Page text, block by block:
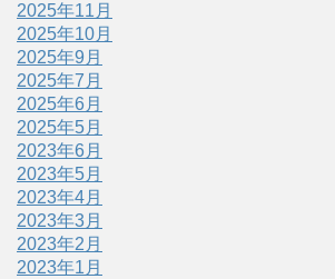
2025年11月
2025年10月
2025年9月
2025年7月
2025年6月
2025年5月
2023年6月
2023年5月
2023年4月
2023年3月
2023年2月
2023年1月